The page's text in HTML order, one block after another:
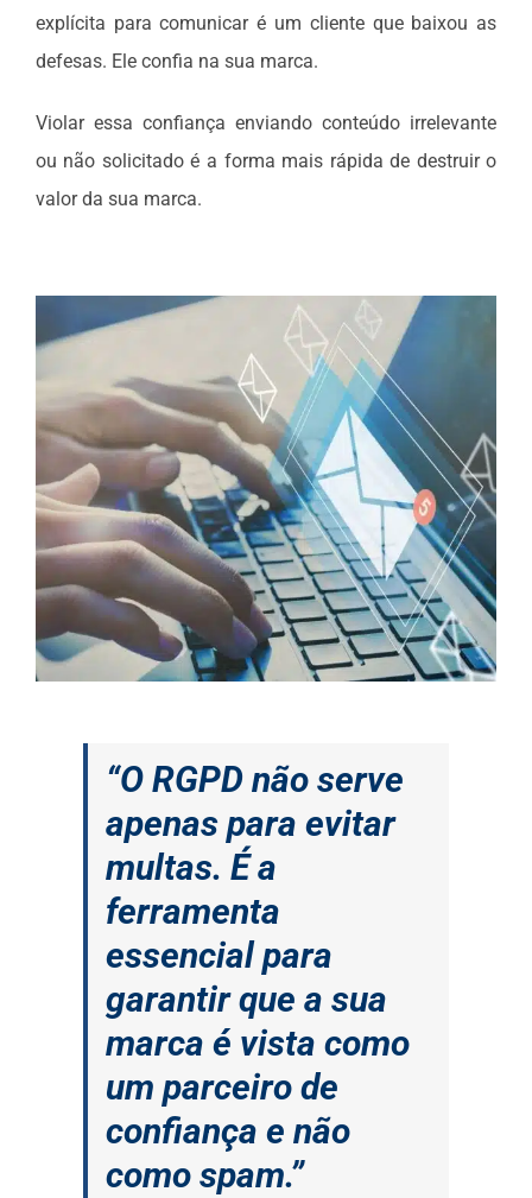
explícita para comunicar é um cliente que baixou as
defesas. Ele confia na sua marca.
Violar essa confiança enviando conteúdo irrelevante
ou não solicitado é a forma mais rápida de destruir o
valor da sua marca.
“O RGPD não serve
apenas para evitar
multas. É a
ferramenta
essencial para
garantir que a sua
marca é vista como
um parceiro de
confiança e não
como spam.”